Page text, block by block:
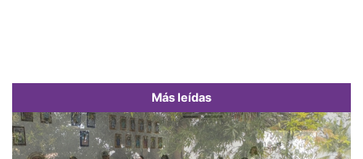
Más leídas